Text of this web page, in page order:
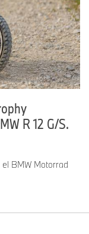
R 12 G/S.
BMW Motorrad